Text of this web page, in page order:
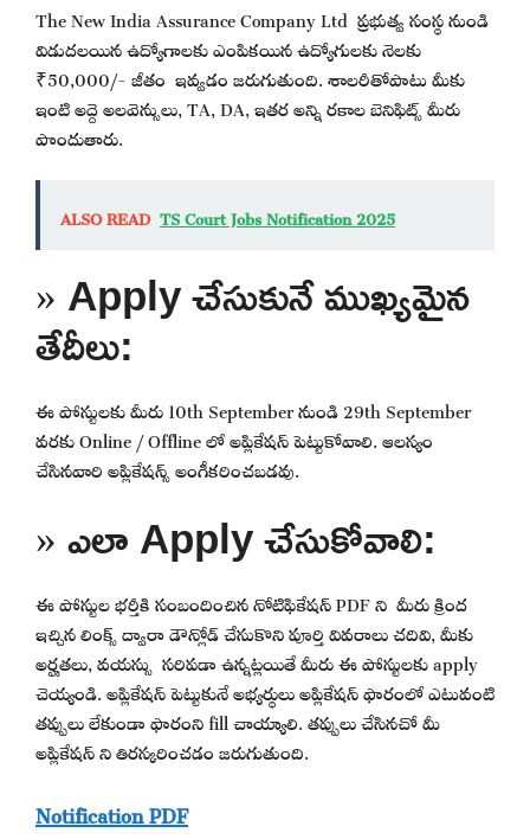
The New India Assurance Company Ltd ప్రభుత్వ సంస్థ నుండి
విడుదలయిన ఉద్యోగాలకు ఎంపికయిన ఉద్యోగులకు నెలకు
₹50,000/- జీతం ఇవ్వడం జరుగుతుంది. శాలరీతోపాటు మీకు
ఇంటి అద్దె అలవెన్సులు, TA, DA, ఇతర అన్ని రకాల బెనిఫిట్స్ మీరు
పొందుతారు.
ALSO READ TS Court Jobs Notification 2025
» Apply చేసుకునే ముఖ్యమైన
తేదీలు:
ఈ పోస్టులకు మీరు 10th September నుండి 29th September
వరకు Online / Offline లో అప్లికేషన్ పెట్టుకోవాలి. ఆలస్యం
చేసినవారి అప్లికేషన్స్ అంగీకరించబడవు.
» ఎలా Apply చేసుకోవాలి:
ఈ పోస్టుల భర్తీకి సంబందించిన నోటిఫికేషన్ PDF ని మీరు క్రింద
ఇచ్చిన లింక్స్ ద్వారా డౌన్లోడ్ చేసుకొని పూర్తి వివరాలు చదివి, మీకు
అర్హతలు, వయస్సు సరిపడా ఉన్నట్లయితే మీరు ఈ పోస్టులకు apply
చెయ్యండి. అప్లికేషన్ పెట్టుకునే అభ్యర్థులు అప్లికేషన్ ఫారంలో ఎటువంటి
తప్పులు లేకుండా ఫారంని fill చాయ్యాలి. తప్పులు చేసినచో మీ
అప్లికేషన్ ని తిరస్కరించడం జరుగుతుంది.
Notification PDF